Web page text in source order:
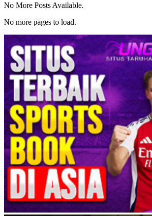
No More Posts Available.
No more pages to load.